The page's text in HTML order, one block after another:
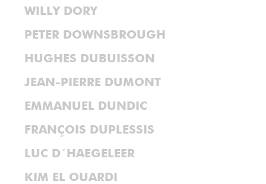
WILLY DORY
PETER DOWNSBROUGH
HUGHES DUBUISSON
JEAN-PIERRE DUMONT
EMMANUEL DUNDIC
FRANÇOIS DUPLESSIS
LUC D´HAEGELEER
KIM EL OUARDI